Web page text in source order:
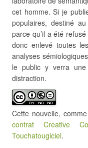
cet homme. Si je
populaires, destiné
parce qu’il a été
donc enlevé toutes
analyses
le public y verra
distraction.
Cette nouvelle,
contrat Creative
Touchatougiciel.